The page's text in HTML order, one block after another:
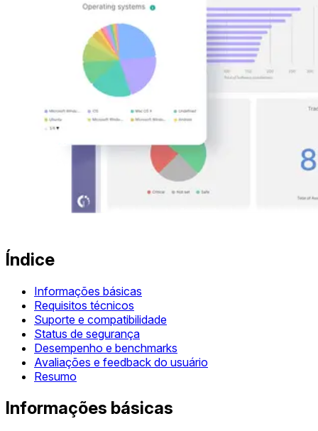
Índice
Informações básicas
Requisitos técnicos
Suporte e compatibilidade
Status de segurança
Desempenho e benchmarks
Avaliações e feedback do usuário
Resumo
Informações básicas